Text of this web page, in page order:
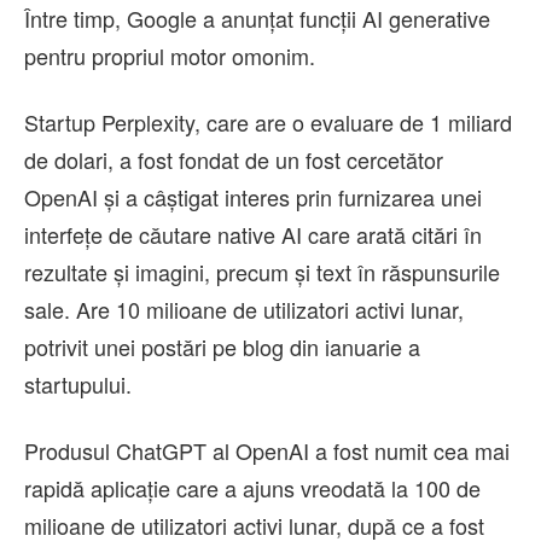
Între timp, Google a anunţat funcţii AI generative
pentru propriul motor omonim.
Startup Perplexity, care are o evaluare de 1 miliard
de dolari, a fost fondat de un fost cercetător
OpenAI şi a câştigat interes prin furnizarea unei
interfeţe de căutare native AI care arată citări în
rezultate şi imagini, precum şi text în răspunsurile
sale. Are 10 milioane de utilizatori activi lunar,
potrivit unei postări pe blog din ianuarie a
startupului.
Produsul ChatGPT al OpenAI a fost numit cea mai
rapidă aplicaţie care a ajuns vreodată la 100 de
milioane de utilizatori activi lunar, după ce a fost